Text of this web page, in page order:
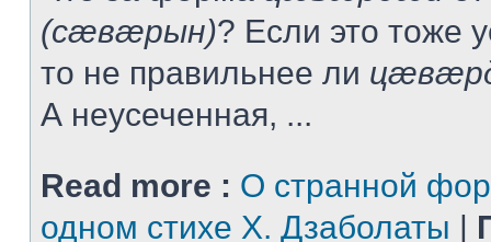
(сæвæрын)? Если это тоже
то не правильнее ли
А неусеченная, ...
Read more : О странной
одном стихе Х. Дзаболаты |